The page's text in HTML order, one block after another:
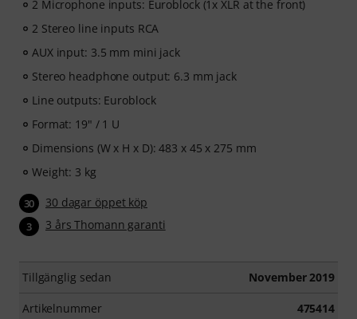
2 Microphone inputs: Euroblock (1x XLR at the front)
2 Stereo line inputs RCA
AUX input: 3.5 mm mini jack
Stereo headphone output: 6.3 mm jack
Line outputs: Euroblock
Format: 19" / 1 U
Dimensions (W x H x D): 483 x 45 x 275 mm
Weight: 3 kg
30 30 dagar öppet köp
3 3 års Thomann garanti
Tillgänglig sedan November 2019
Artikelnummer 475414